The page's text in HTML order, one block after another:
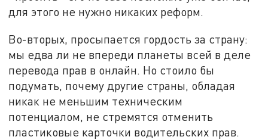
для этого не нужно никаких реформ.
Во-вторых, просыпается гордость за страну:
мы едва ли не впереди планеты всей в деле
перевода прав в онлайн. Но стоило бы
подумать, почему другие страны, обладая
никак не меньшим техническим
потенциалом, не стремятся отменить
пластиковые карточки водительских прав.